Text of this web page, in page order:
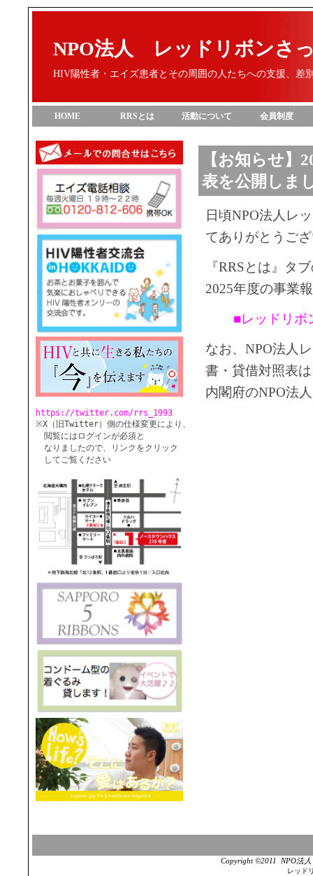
NPO法人 レッドリボンさ
HIV陽性者・エイズ患者とその周囲の人たちへの支援、差
HOME RRSとは 活動について 会員制度
【お知らせ】
表を公開しま
日頃NPO法人レ
てありがとうご
『RRSとは』タ
2025年度の事業
■レッドリボ
なお、NPO法人
書・貸借対照表
内閣府のNPO法
https://twitter.com/rrs_1993
※X（旧Twitter）側の仕様変更により、
閲覧にはログインが必須と
なりましたので、リンクをクリック
してご覧ください
Copyright ©2011 NPO法
レッド